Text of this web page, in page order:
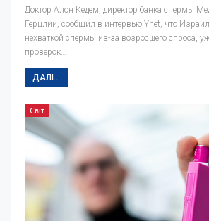
Доктор Алон Кедем, директор банка спермы
Герцлии, сообщил в интервью Ynet, что
нехваткой спермы из-за возросшего спроса,
проверок…
ДАЛІ...
Світ